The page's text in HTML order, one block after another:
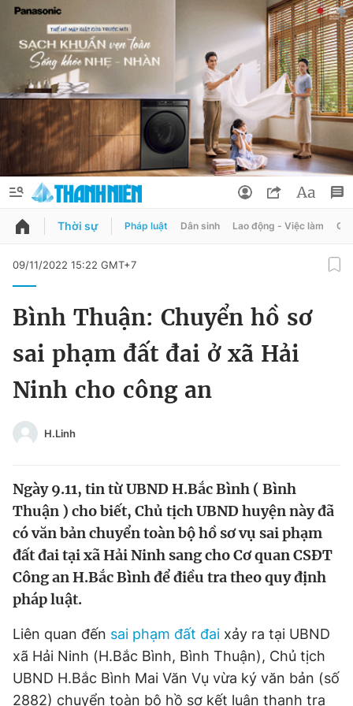
QUẢNG CÁO
Video Magazine
Sản phẩm khác
Tiện ích
Thông tin tòa soạn Liên hệ quảng cáo
Đổi mật khẩu
Tin đã lưu
Tin đã xem
Đăng xuất
Thời sự Pháp luật Dân sinh Lao động - Việc làm
09/11/2022 15:22 GMT+7
Bình Thuận: Chuyển hồ sơ
sai phạm đất đai ở xã Hải
Ninh cho công an
H.Linh
Ngày 9.11, tin từ UBND H.Bắc Bình ( Bình
Thuận ) cho biết, Chủ tịch UBND huyện này đã
có văn bản chuyển toàn bộ hồ sơ vụ sai phạm
đất đai tại xã Hải Ninh sang cho Cơ quan CSĐT
Công an H.Bắc Bình để điều tra theo quy định
pháp luật.
Liên quan đến sai phạm đất đai xảy ra tại UBND
xã Hải Ninh (H.Bắc Bình, Bình Thuận), Chủ tịch
UBND H.Bắc Bình Mai Văn Vụ vừa ký văn bản (số
2882) chuyển toàn bộ hồ sơ kết luận thanh tra